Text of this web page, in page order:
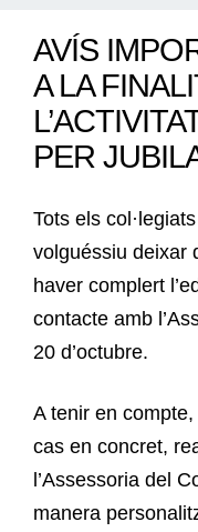
AVÍS
A LA
PER
Tots els
volguéssiu deixar
haver complert
contacte amb
20 d’octubre.
A tenir en
cas en concret,
l’Assessoria del
manera